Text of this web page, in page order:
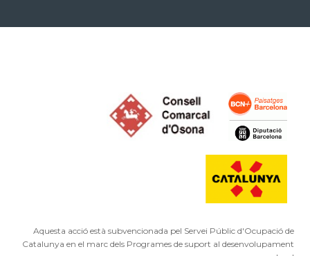
Aquesta acció està subvencionada pel Servei Públic d'Ocupació de
Catalunya en el marc dels Programes de suport al desenvolupament